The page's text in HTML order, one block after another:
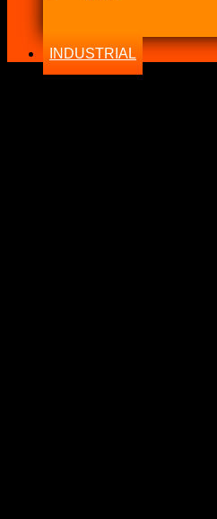
INDUSTRIAL